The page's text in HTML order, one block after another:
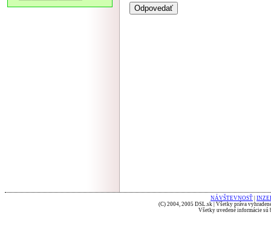
NÁVŠTEVNOSŤ
(C) 2004, 2005 DSL.sk | Všetky práva
Všetky uvedené informácie sú